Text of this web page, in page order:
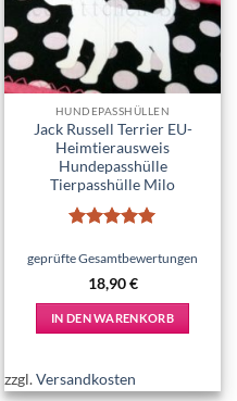
HUNDEPASSHÜLLEN
Jack Russell Terrier EU-
Heimtierausweis
Hundepasshülle
Tierpasshülle Milo
mit5von
geprüfte Gesamtbewertungen
18,90€
IN DEN WARENKORB
zzgl.Versandkosten